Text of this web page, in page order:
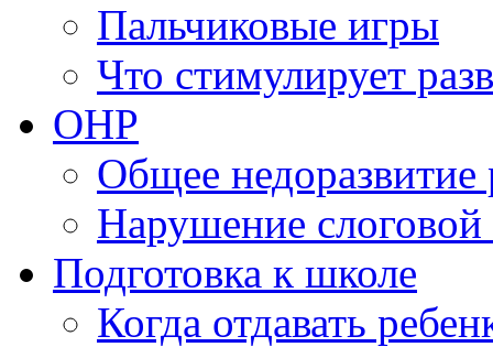
Пальчиковые игры
Что стимулирует
ОНР
Общее недоразвитие
Нарушение слоговой
Подготовка к школе
Когда отдавать